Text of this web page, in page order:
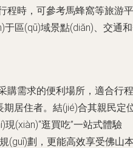
程時，可參考馬蜂窩等旅游平
區(qū)域景點(diǎn)、交通
購需求的便利場所，適合行程
居住者。結(jié)合其親民定
(xiàn)“逛買吃”一站式體驗
(guī)劃，更能高效享受佛山